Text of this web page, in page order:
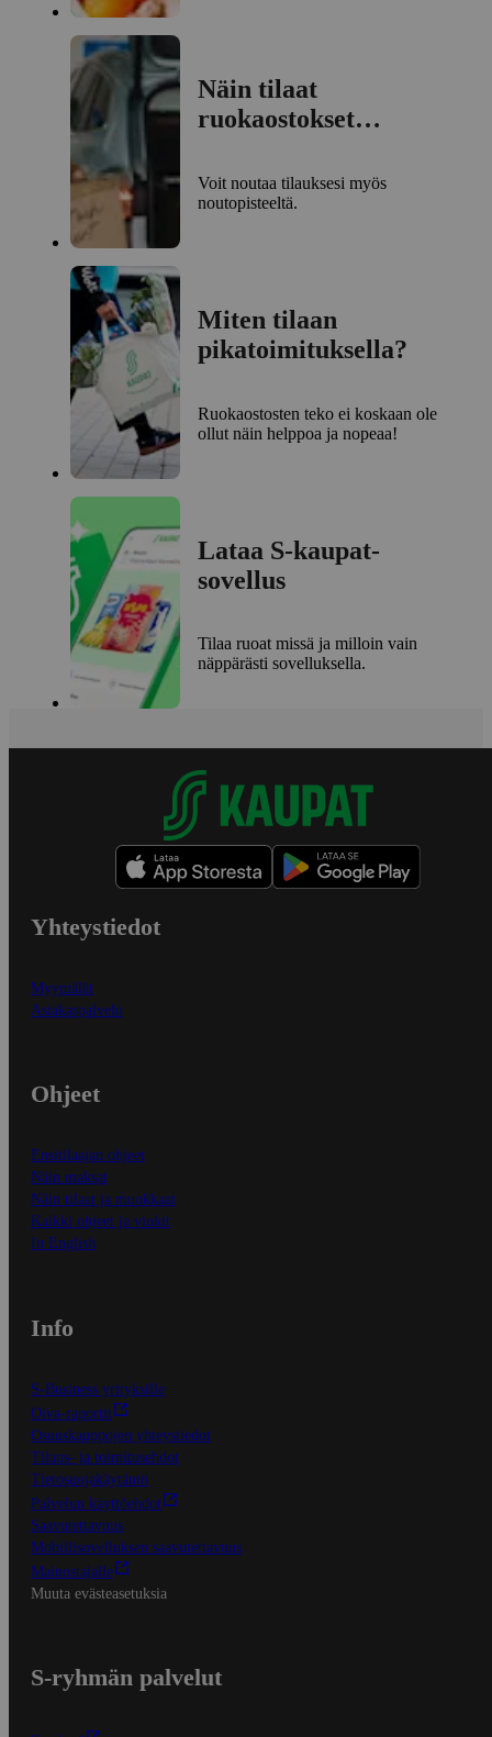
Näin tilaat
ruokaostokset
Voit noutaa tilauksesi myös
noutopisteeltä.
Miten tilaan
pikatoimituksella?
Ruokaostosten teko ei koskaan ole
ollut näin helppoa ja nopeaa!
Lataa S-kaupat-
sovellus
Tilaa ruoat missä ja milloin vain
näppärästi sovelluksella.
Yhteystiedot
Myymälät
Asiakaspalvelu
Ohjeet
Ensitilaajan ohjeet
Näin maksat
Näin tilaat ja muokkaat
Kaikki ohjeet ja vinkit
In English
Info
S-Business yrityksille
Oiva-raportit
Osuuskauppojen yhteystiedot
Tilaus- ja toimitusehdot
Tietosuojakäytäntö
Palvelun käyttöehdot
Saavutettavuus
Mobiilisovelluksen saavutettavuus
Mainostajalle
Muuta evästeasetuksia
S-ryhmän palvelut